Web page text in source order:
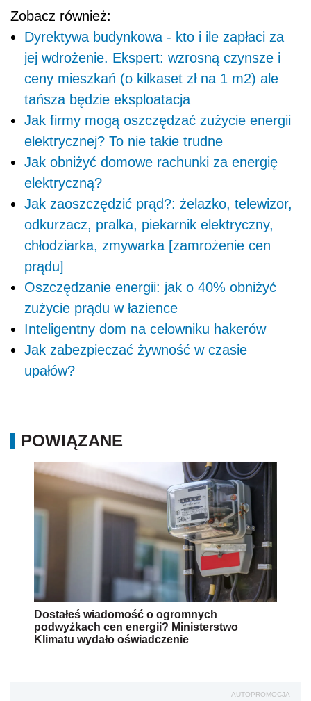
Zobacz również:
Dyrektywa budynkowa - kto i ile zapłaci za
jej wdrożenie. Ekspert: wzrosną czynsze i
ceny mieszkań (o kilkaset zł na 1 m2) ale
tańsza będzie eksploatacja
Jak firmy mogą oszczędzać zużycie energii
elektrycznej? To nie takie trudne
Jak obniżyć domowe rachunki za energię
elektryczną?
Jak zaoszczędzić prąd?: żelazko, telewizor,
odkurzacz, pralka, piekarnik elektryczny,
chłodziarka, zmywarka [zamrożenie cen
prądu]
Oszczędzanie energii: jak o 40% obniżyć
zużycie prądu w łazience
Inteligentny dom na celowniku hakerów
Jak zabezpieczać żywność w czasie
upałów?
POWIĄZANE
Dostałeś wiadomość o ogromnych
podwyżkach cen energii? Ministerstwo
Klimatu wydało oświadczenie
AUTOPROMOCJA